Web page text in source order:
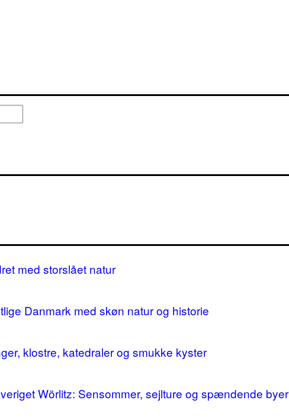
med storslået natur
Danmark med skøn natur og historie
klostre, katedraler og smukke kyster
Wörlitz: Sensommer, sejlture og spændende byer